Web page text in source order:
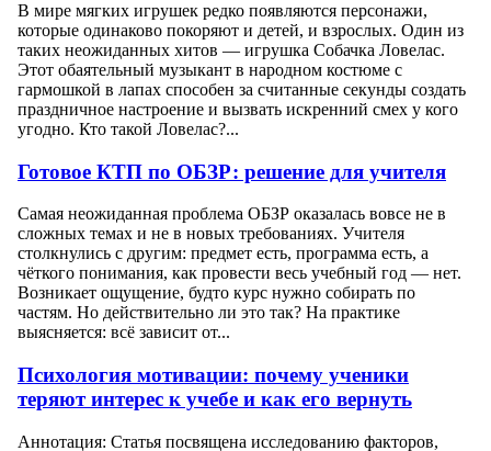
В мире мягких игрушек редко появляются персонажи,
которые одинаково покоряют и детей, и взрослых. Один из
таких неожиданных хитов — игрушка Собачка Ловелас.
Этот обаятельный музыкант в народном костюме с
гармошкой в лапах способен за считанные секунды создать
праздничное настроение и вызвать искренний смех у кого
угодно. Кто такой Ловелас?...
Готовое КТП по ОБЗР: решение для учителя
Самая неожиданная проблема ОБЗР оказалась вовсе не в
сложных темах и не в новых требованиях. Учителя
столкнулись с другим: предмет есть, программа есть, а
чёткого понимания, как провести весь учебный год — нет.
Возникает ощущение, будто курс нужно собирать по
частям. Но действительно ли это так? На практике
выясняется: всё зависит от...
Психология мотивации: почему ученики
теряют интерес к учебе и как его вернуть
Аннотация: Статья посвящена исследованию факторов,